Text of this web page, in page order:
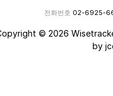
전화번호 02-6925-
© 2026
by